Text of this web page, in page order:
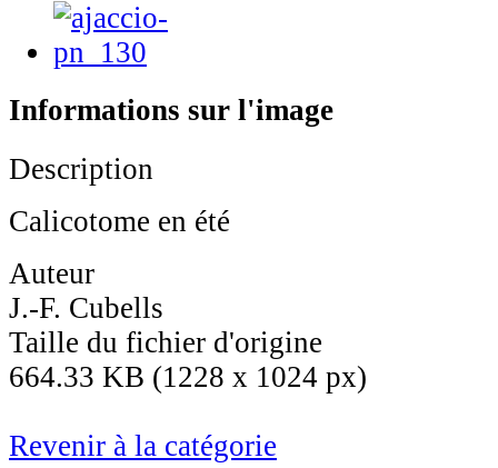
Informations sur l'image
Description
Calicotome en été
Auteur
J.-F. Cubells
Taille du fichier d'origine
664.33 KB (1228 x 1024 px)
Revenir à la catégorie